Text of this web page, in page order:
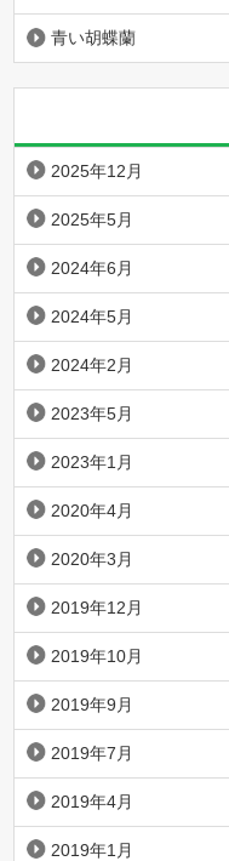
青い胡蝶蘭
2025年12月
2025年5月
2024年6月
2024年5月
2024年2月
2023年5月
2023年1月
2020年4月
2020年3月
2019年12月
2019年10月
2019年9月
2019年7月
2019年4月
2019年1月